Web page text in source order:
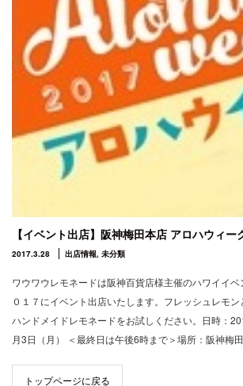
【イベント出店】阪神梅田本店 アロハウィー
2017.3.28 出店情報, 未分類
ワウワウレモネードは阪神百貨店様主催のハワイイベ
０１７にイベント出店いたします。フレッシュレモン
ハンドメイドレモネードをお試しください。日時：
月3日（月） ＜最終日は午後6時まで＞場所：阪神梅
トップページに戻る